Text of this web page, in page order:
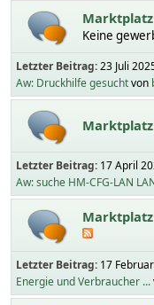
Keine
Letzter Beitrag:23 Juli
Aw: Druckhilfe gesuchtvon
Letzter Beitrag: 17 April
Aw: suche HM-CFG-LAN
Letzter Beitrag: 17
Energie und Verbraucher ...